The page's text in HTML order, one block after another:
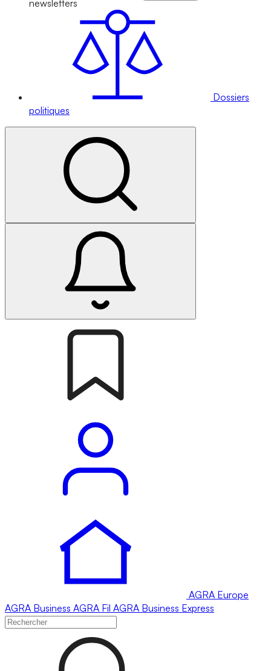
newsletters
Dossiers
politiques
AGRA Europe
AGRA Business AGRA Fil AGRA Business Express